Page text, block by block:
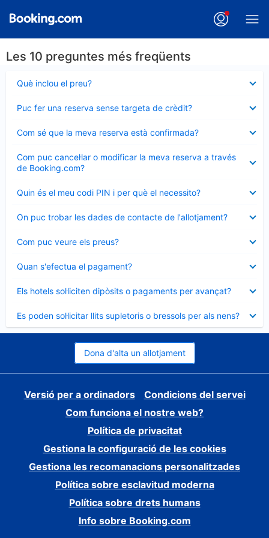
Les 10 preguntes més freqüents
Què inclou el preu?
tancat
Puc fer una reserva sense targeta de crèdit?
tancat
Com sé que la meva reserva està confirmada?
tancat
Com puc cancel·lar o modificar la meva reserva a través
de Booking.com?
tancat
Quin és el meu codi PIN i per què el necessito?
tancat
On puc trobar les dades de contacte de l'allotjament?
tancat
Com puc veure els preus?
tancat
Quan s'efectua el pagament?
tancat
Els hotels sol·liciten dipòsits o pagaments per avançat?
tancat
Es poden sol·licitar llits supletoris o bressols per als nens?
tancat
Dona d'alta un allotjament
Versió per a ordinadors
Condicions del servei
Com funciona el nostre web?
Política de privacitat
Gestiona la configuració de les cookies
Gestiona les recomanacions personalitzades
Política sobre esclavitud moderna
Política sobre drets humans
Info sobre Booking.com